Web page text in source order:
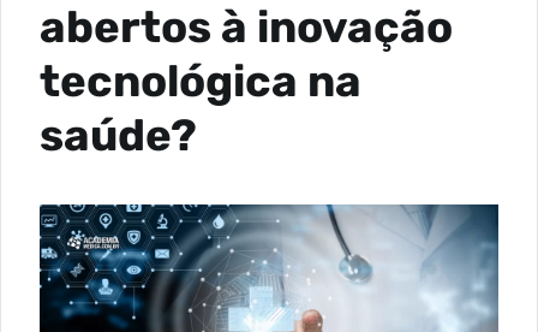
abertos à inovação
tecnológica na
saúde?